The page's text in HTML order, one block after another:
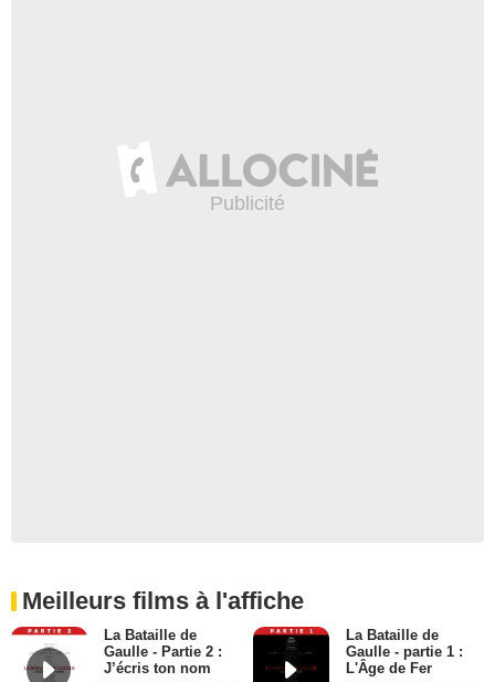
Meilleurs films à l'affiche
La Bataille de
Gaulle - Partie 2 :
J’écris ton nom
La Bataille de
Gaulle - partie 1 :
L'Âge de Fer